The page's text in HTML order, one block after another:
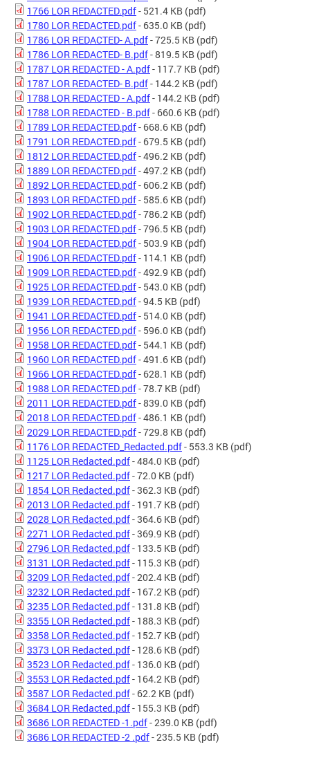
1766 LOR REDACTED.pdf- 521.4 KB (pdf)
1780 LOR REDACTED.pdf- 635.0 KB (pdf)
1786 LOR REDACTED- A.pdf- 725.5 KB (pdf)
1786 LOR REDACTED- B.pdf- 819.5 KB (pdf)
1787 LOR REDACTED - A.pdf- 117.7 KB (pdf)
1787 LOR REDACTED- B.pdf- 144.2 KB (pdf)
1788 LOR REDACTED - A.pdf- 144.2 KB (pdf)
1788 LOR REDACTED - B.pdf- 660.6 KB (pdf)
1789 LOR REDACTED.pdf- 668.6 KB (pdf)
1791 LOR REDACTED.pdf- 679.5 KB (pdf)
1812 LOR REDACTED.pdf- 496.2 KB (pdf)
1889 LOR REDACTED.pdf- 497.2 KB (pdf)
1892 LOR REDACTED.pdf- 606.2 KB (pdf)
1893 LOR REDACTED.pdf- 585.6 KB (pdf)
1902 LOR REDACTED.pdf- 786.2 KB (pdf)
1903 LOR REDACTED.pdf- 796.5 KB (pdf)
1904 LOR REDACTED.pdf- 503.9 KB (pdf)
1906 LOR REDACTED.pdf- 114.1 KB (pdf)
1909 LOR REDACTED.pdf- 492.9 KB (pdf)
1925 LOR REDACTED.pdf- 543.0 KB (pdf)
1939 LOR REDACTED.pdf- 94.5 KB (pdf)
1941 LOR REDACTED.pdf- 514.0 KB (pdf)
1956 LOR REDACTED.pdf- 596.0 KB (pdf)
1958 LOR REDACTED.pdf- 544.1 KB (pdf)
1960 LOR REDACTED.pdf- 491.6 KB (pdf)
1966 LOR REDACTED.pdf- 628.1 KB (pdf)
1988 LOR REDACTED.pdf- 78.7 KB (pdf)
2011 LOR REDACTED.pdf- 839.0 KB (pdf)
2018 LOR REDACTED.pdf- 486.1 KB (pdf)
2029 LOR REDACTED.pdf- 729.8 KB (pdf)
1176 LOR REDACTED_Redacted.pdf- 553.3 KB (pdf)
1125 LOR Redacted.pdf- 484.0 KB (pdf)
1217 LOR Redacted.pdf- 72.0 KB (pdf)
1854 LOR Redacted.pdf- 362.3 KB (pdf)
2013 LOR Redacted.pdf- 191.7 KB (pdf)
2028 LOR Redacted.pdf- 364.6 KB (pdf)
2271 LOR Redacted.pdf- 369.9 KB (pdf)
2796 LOR Redacted.pdf- 133.5 KB (pdf)
3131 LOR Redacted.pdf- 115.3 KB (pdf)
3209 LOR Redacted.pdf- 202.4 KB (pdf)
3232 LOR Redacted.pdf- 167.2 KB (pdf)
3235 LOR Redacted.pdf- 131.8 KB (pdf)
3355 LOR Redacted.pdf- 188.3 KB (pdf)
3358 LOR Redacted.pdf- 152.7 KB (pdf)
3373 LOR Redacted.pdf- 128.6 KB (pdf)
3523 LOR Redacted.pdf- 136.0 KB (pdf)
3553 LOR Redacted.pdf- 164.2 KB (pdf)
3587 LOR Redacted.pdf- 62.2 KB (pdf)
3684 LOR Redacted.pdf- 155.3 KB (pdf)
3686 LOR REDACTED -1.pdf- 239.0 KB (pdf)
3686 LOR REDACTED -2 .pdf- 235.5 KB (pdf)